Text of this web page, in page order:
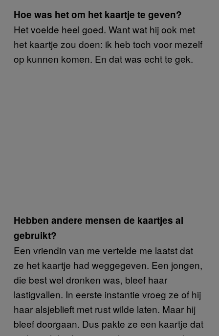
Hoe was het om het kaartje te geven?
Het voelde heel goed. Want wat hij ook met
het kaartje zou doen: ik heb toch voor mezelf
op kunnen komen. En dat was echt te gek.
Hebben andere mensen de kaartjes al
gebruikt?
Een vriendin van me vertelde me laatst dat
ze het kaartje had weggegeven. Een jongen,
die best wel dronken was, bleef haar
lastigvallen. In eerste instantie vroeg ze of hij
haar alsjeblieft met rust wilde laten. Maar hij
bleef doorgaan. Dus pakte ze een kaartje dat